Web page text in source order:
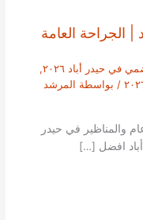
| الجراحة العامة
في حيدر أباد ٢٠٢٦
,
/ بواسطة المرشد
والمناظير في حيدر
أباد افضل […]